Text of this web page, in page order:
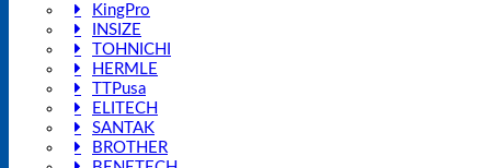
KingPro
INSIZE
TOHNICHI
HERMLE
TTPusa
ELITECH
SANTAK
BROTHER